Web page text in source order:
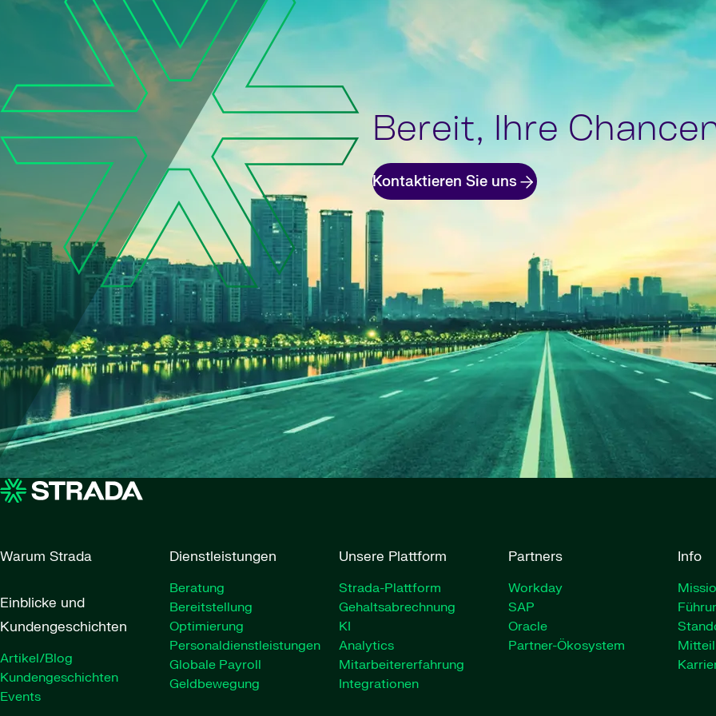
Bereit, Ihre
Kontaktieren Sie uns
Warum Strada
Einblicke und
Kundengeschichten
Artikel/Blog
Kundengeschichten
Events
Dienstleistungen
Beratung
Bereitstellung
Optimierung
Personaldienstleistungen
Globale Payroll
Geldbewegung
Unsere Plattform
Strada-Plattform
Gehaltsabrechnung
KI
Analytics
Mitarbeitererfahrung
Integrationen
Partners
Workday
SAP
Oracle
Partner-Ökosystem
Info